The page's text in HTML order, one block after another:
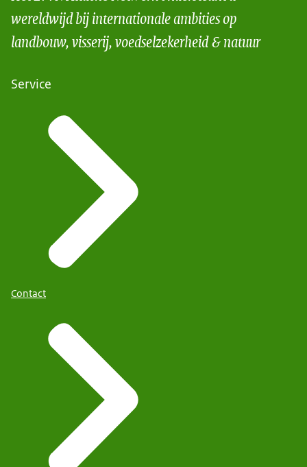
wereldwijd bij internationale ambities op
landbouw, visserij, voedselzekerheid & natuur
Service
Contact